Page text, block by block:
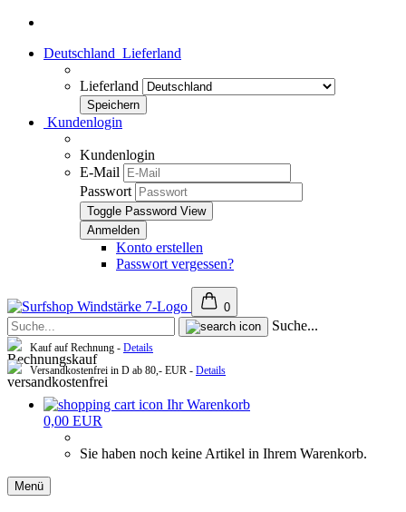
Deutschland Lieferland
Lieferland
Kundenlogin
Kundenlogin
E-Mail
Passwort
Toggle Password View
Konto erstellen
Passwort vergessen?
0
Suche...
Kauf auf Rechnung - Details
Versandkostenfrei in D ab 80,- EUR - Details
Ihr Warenkorb
0,00 EUR
Sie haben noch keine Artikel in Ihrem Warenkorb.
Menü